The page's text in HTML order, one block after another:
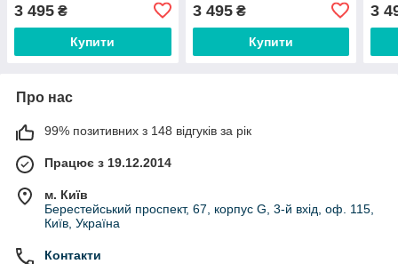
ОРИГІНАЛЬНА
3 495 ₴
Купити
ОРИГІНАЛЬНА
3 495₴
Купити
3
Про нас
99% позитивних з 148 відгуків за рік
Працює з 19.12.2014
м. Київ
Берестейський проспект, 67, корпус G, 3-й вхід, оф. 115,
Київ, Україна
Контакти